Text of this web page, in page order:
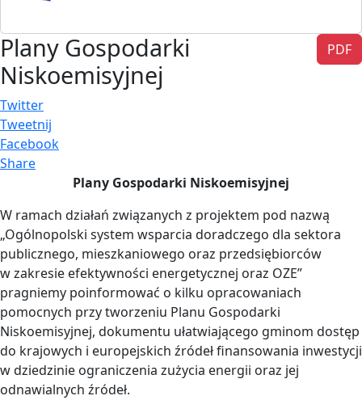
PDF
Plany Gospodarki
Niskoemisyjnej
Twitter
Tweetnij
Facebook
Share
Plany Gospodarki Niskoemisyjnej
W ramach działań związanych z projektem pod nazwą
„Ogólnopolski system wsparcia doradczego dla sektora
publicznego, mieszkaniowego oraz przedsiębiorców
w zakresie efektywności energetycznej oraz OZE”
pragniemy poinformować o kilku opracowaniach
pomocnych przy tworzeniu Planu Gospodarki
Niskoemisyjnej, dokumentu ułatwiającego gminom dostęp
do krajowych i europejskich źródeł finansowania inwestycji
w dziedzinie ograniczenia zużycia energii oraz jej
odnawialnych źródeł.